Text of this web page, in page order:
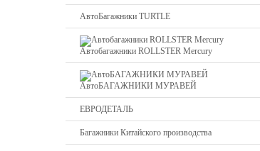
АвтоБагажники TURTLE
Автобагажники ROLLSTER Mercury
АвтоБАГАЖНИКИ МУРАВЕЙ
ЕВРОДЕТАЛЬ
Багажники Китайского производства